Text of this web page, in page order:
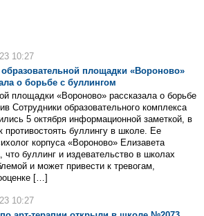
10:27
образовательной площадки «Вороново»
о борьбе с буллингом
площадки «Вороново» рассказала о борьбе
Сотрудники образовательного комплекса
5 октября информационной заметкой, в
противостоять буллингу в школе. Ее
корпуса «Вороново» Елизавета
буллинг и издевательство в школах
и может привести к тревогам,
[…]
10:27